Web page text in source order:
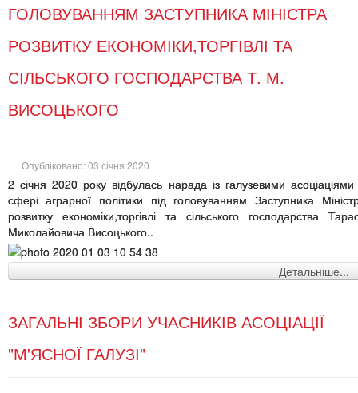
ГОЛОВУВАННЯМ ЗАСТУПНИКА МІНІСТРА
РОЗВИТКУ ЕКОНОМІКИ,ТОРГІВЛІ ТА
СІЛЬСЬКОГО ГОСПОДАРСТВА Т. М.
ВИСОЦЬКОГО
Опубліковано: 03 січня 2020
2 січня 2020 року відбулась нарада із галузевими
сфері аграрної політики під головуванням Заступника
розвитку економіки,торгівлі та сільського господарства
Миколайовича Висоцького..
Детальніше...
ЗАГАЛЬНІ ЗБОРИ УЧАСНИКІВ АСОЦІАЦІЇ
"М'ЯСНОЇ ГАЛУЗІ"